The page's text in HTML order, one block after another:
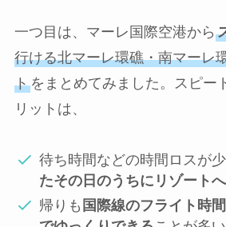
一つ目は、マーレ国際空港から
行ける北マーレ環礁・南マーレ
トをまとめてみました。スピー
リットは、
待ち時間などの時間ロスが少
たその日のうちにリゾートへ
帰りも 国際線のフライト時